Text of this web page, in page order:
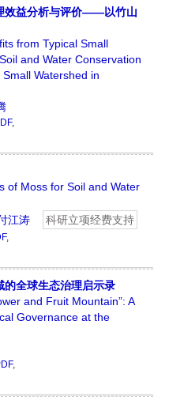
效益分析与评价——以竹山
from Typical Small
and Water Conservation
Watershed in
,
of Moss for Soil and Water
江涛 科研立项经费支持
,
的全球生态治理启示录
and Fruit Mountain”: A
Governance at the
,